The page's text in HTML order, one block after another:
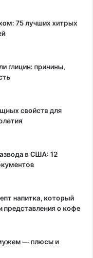
75 лучших хитрых
глицин: причины,
свойств для
в США: 12
напитка, который
представления о кофе
— плюсы и